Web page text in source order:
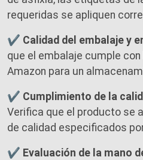
requeridas se apliquen
✔ Calidad del embalaje y
que el embalaje cumple
Amazon para un
✔ Cumplimiento de la
Verifica que el producto se
de calidad especificados
✔ Evaluación de la mano